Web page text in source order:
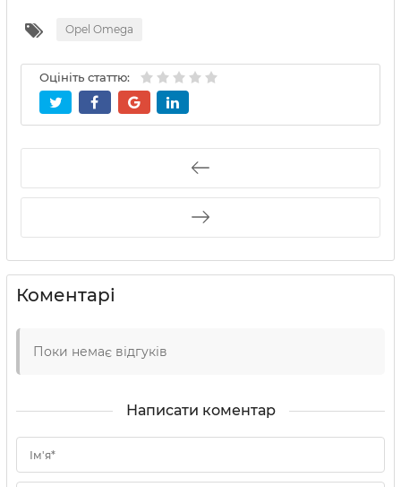
Opel Omega
Оцініть статтю:
Коментарі
Поки немає відгуків
Написати коментар
Ім'я*